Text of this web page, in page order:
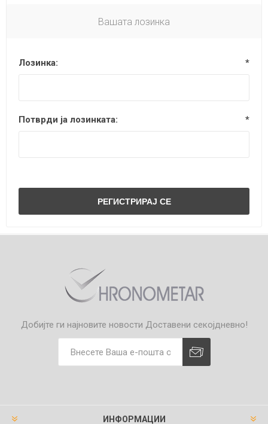
Вашата лозинка
Лозинка: *
Потврди ја лозинката: *
Добијте ги најновите новости Доставени секојдневно!
ИНФОРМАЦИИ